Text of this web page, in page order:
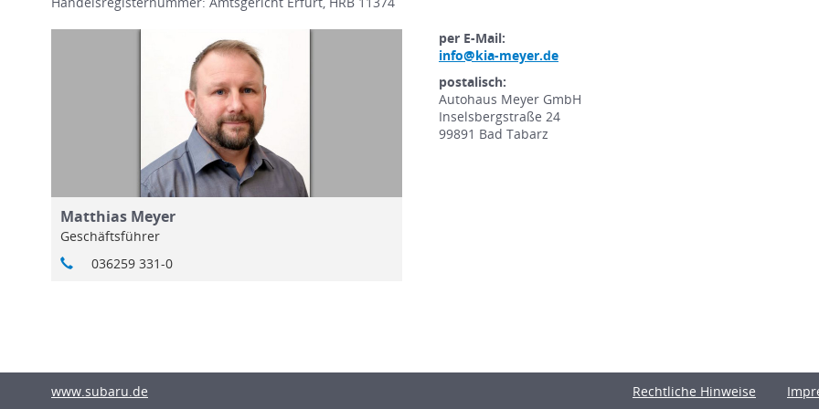
Matthias Meyer
Geschäftsführer
036259 331-0
per E-Mail:
info@kia-meyer.de
postalisch:
Autohaus Meyer GmbH
Inselsbergstraße 24
99891 Bad Tabarz
www.subaru.de Rechtliche Hinweise